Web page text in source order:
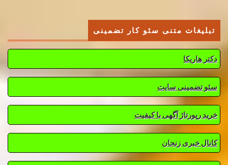
تبلیغات متنی سئو کار تضمینی
دکتر هاریکا
سئو تضمینی سایت
خرید رپورتاژ آگهی با کیفیت
کانال خبری زنجان